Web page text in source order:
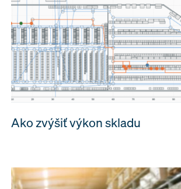
Ako zvýšiť výkon skladu